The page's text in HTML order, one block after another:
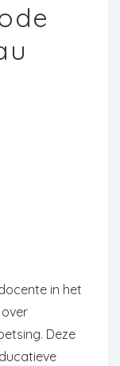
in het
Deze